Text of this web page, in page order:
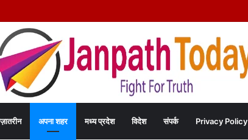
में कराटे का हुनर, इंडिपेंडेंस कप चैंपियनशिप में करेंगे मध्य प्रदेश का प्रतिनिधित्व
अपना शहर मध्य प्रदेश विदेश संपर्क Privacy Policy